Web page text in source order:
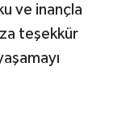
ve inançla
teşekkür